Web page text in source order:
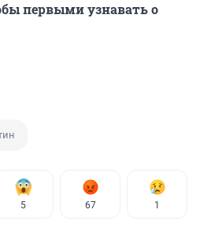
первыми узнавать о
5 67 1